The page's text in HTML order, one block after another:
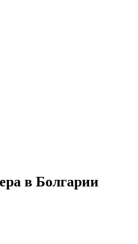
в Болгарии